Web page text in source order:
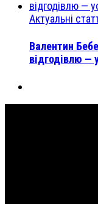
Актуальні
Валентин
відгодівлю —